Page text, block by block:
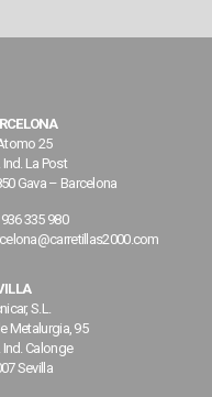
PEDIDOS
25
Ind. La Post
Gava – Barcelona
936 335 980
S.L.
Metalurgia, 95
Ind. Calonge
Sevilla